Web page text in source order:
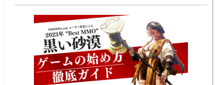
n
a
e
b
o
o
k
e
st
n
e
y
n
k